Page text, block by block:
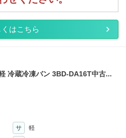
はこちら
冷蔵冷凍バン 3BD-DA16T中古...
サ
軽